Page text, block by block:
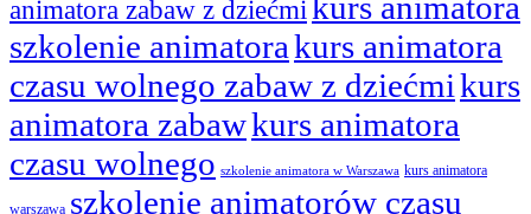
animatora zabaw z dziećmi
szkolenie animatorakurs animatora
czasu wolnego zabaw z dziećmikurs
animatora zabawkurs animatora
czasu wolnego szkolenie animatora w Warszawa kurs animatora
warszawa szkolenie animatorów czasu